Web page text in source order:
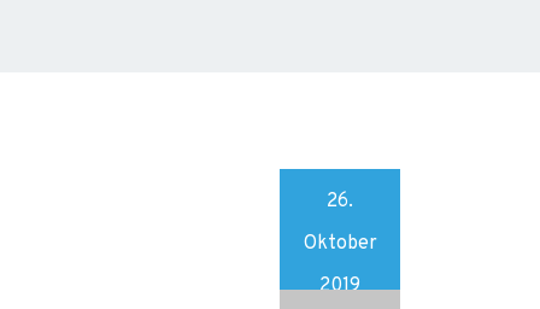
26.
Oktober
2019